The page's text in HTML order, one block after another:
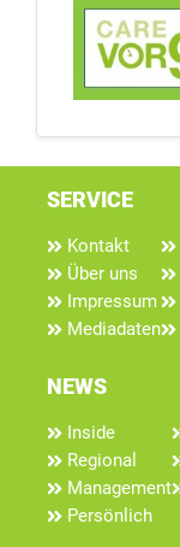
SERVICE
Kontakt
Über uns
Impressum
Mediadaten
NEWS
Inside
Regional
Management
Persönlich